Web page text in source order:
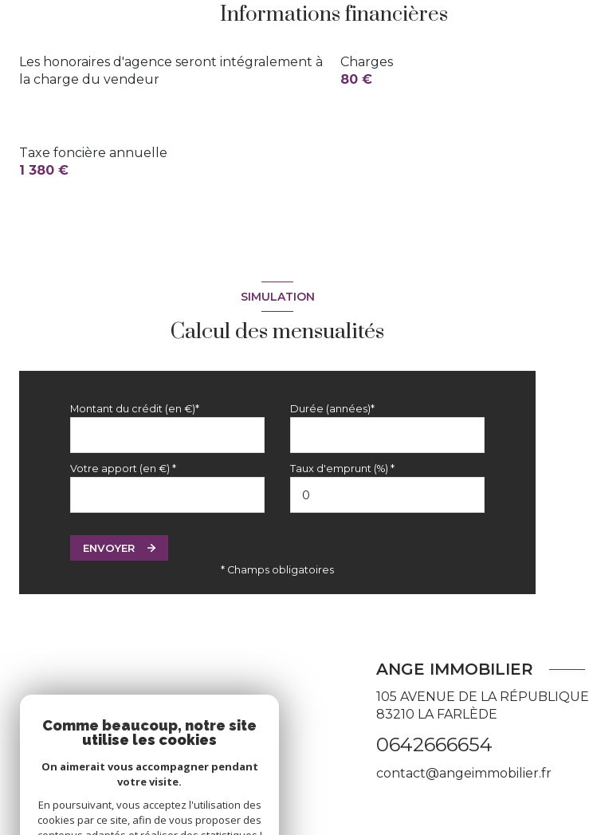
Informations financières
Les honoraires d'agence seront intégralement à
la charge du vendeur
Charges
80 €
Taxe foncière annuelle
1 380 €
SIMULATION
Calcul des mensualités
Montant du crédit (en €)* Durée (années)*
Votre apport (en €) * Taux d'emprunt (%) *
ENVOYER
* Champs obligatoires
ANGE IMMOBILIER
105 AVENUE DE LA RÉPUBLIQUE
83210 LA FARLÈDE
0642666654
contact@angeimmobilier.fr
Comme beaucoup, notre site
utilise les cookies
On aimerait vous accompagner pendant
votre visite.
En poursuivant, vous acceptez l'utilisation des
cookies par ce site, afin de vous proposer des